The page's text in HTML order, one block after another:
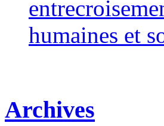
humaines et
Archives